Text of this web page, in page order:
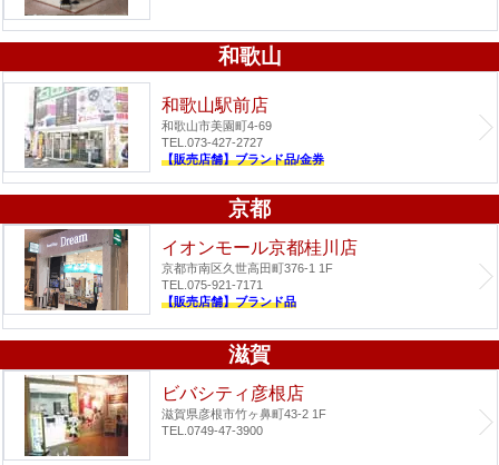
和歌山
和歌山駅前店
和歌山市美園町4-69
TEL.073-427-2727
【販売店舗】ブランド品/金券
京都
イオンモール京都桂川店
京都市南区久世高田町376-1 1F
TEL.075-921-7171
【販売店舗】ブランド品
滋賀
ビバシティ彦根店
滋賀県彦根市竹ヶ鼻町43-2 1F
TEL.0749-47-3900